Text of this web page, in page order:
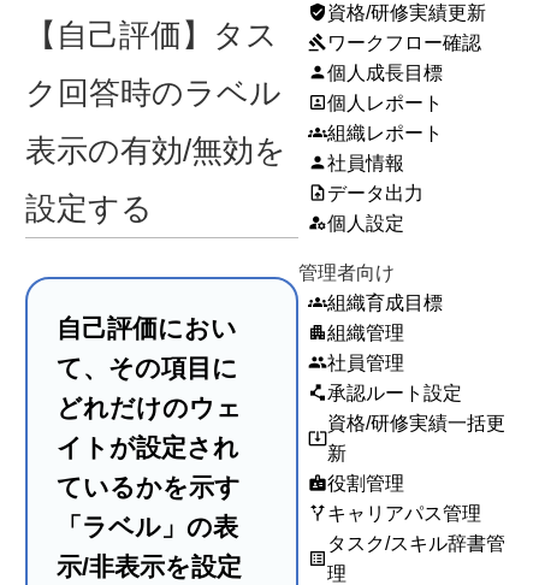
【自己評価】タス
ク回答時のラベル
表示の有効/無効を
設定する
自己評価におい
て、その項目に
どれだけのウェ
イトが設定され
ているかを示す
「ラベル」の表
示/非表示を設定
verified_user資格/研修実績更新
gavel ワークフロー確認
person個人成長目標
portrait個人レポート
groups組織レポート
person社員情報
upload_fileデータ出力
manage_accounts個人設定
管理者向け
groups組織育成目標
apartment組織管理
people社員管理
polyline承認ルート設定
system_update_alt
資格/研修実績一括更
新
badge役割管理
alt_routeキャリアパス管理
list_alt
タスク/スキル辞書管
理